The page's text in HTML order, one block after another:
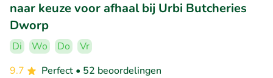
naar keuze voor afhaal bij Urbi Butcheries
Dworp
Di Wo Do
Vr
9.7
Perfect • 52 beoordelingen